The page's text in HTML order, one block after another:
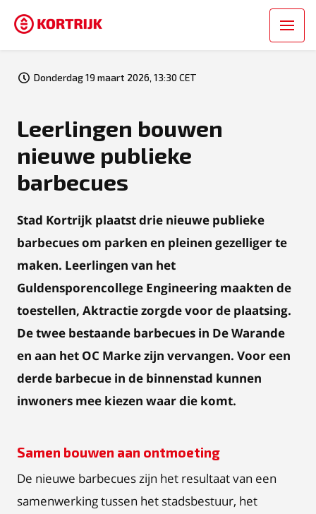
Donderdag 19 maart 2026, 13:30 CET
Leerlingen bouwen
nieuwe publieke
barbecues
Stad Kortrijk plaatst drie nieuwe publieke
barbecues om parken en pleinen gezelliger te
maken. Leerlingen van het
Guldensporencollege Engineering maakten de
toestellen, Aktractie zorgde voor de plaatsing.
De twee bestaande barbecues in De Warande
en aan het OC Marke zijn vervangen. Voor een
derde barbecue in de binnenstad kunnen
inwoners mee kiezen waar die komt.
Samen bouwen aan ontmoeting
De nieuwe barbecues zijn het resultaat van een
samenwerking tussen het stadsbestuur, het